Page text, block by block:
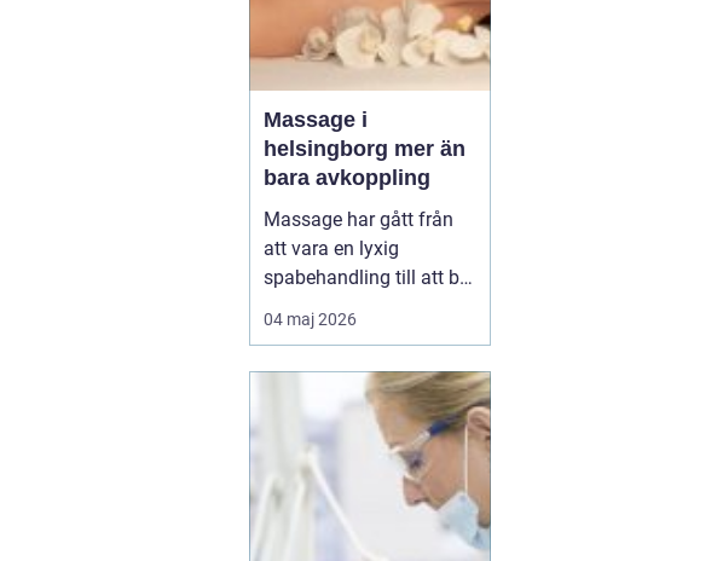
Massage i
helsingborg mer än
bara avkoppling
Massage har gått från
att vara en lyxig
spabehandling till att bli
en självklar del av
mångas vardagliga
visar att regelbunden
beröring kan sänka
stressnivåer, lindra
smärta och förbättra
sömnen. I en stad som
04 maj 2026